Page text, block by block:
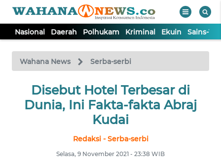
Nasional Daerah Polhukam Kriminal Ekuin Sains-
Wahana News Serba-serbi
Disebut Hotel Terbesar di
Dunia, Ini Fakta-fakta Abraj
Kudai
Redaksi - Serba-serbi
Selasa, 9 November 2021 - 23:38 WIB
TV
Tutup
NASIONAL